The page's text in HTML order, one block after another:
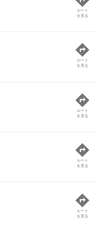
ルート
を見る
ルート
を見る
ルート
を見る
ルート
を見る
ルート
を見る